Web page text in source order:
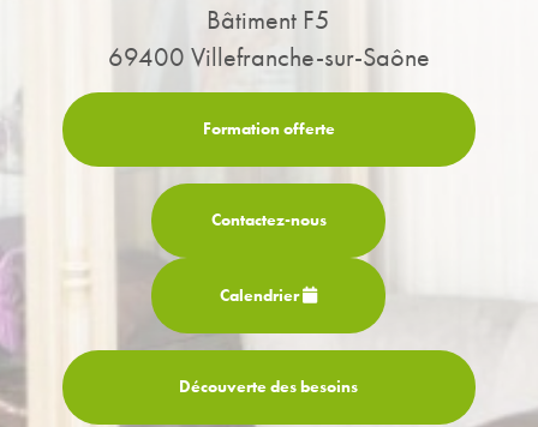
Bâtiment F5
69400 Villefranche-sur-Saône
Formation offerte
Contactez-nous
Calendrier
Découverte des besoins